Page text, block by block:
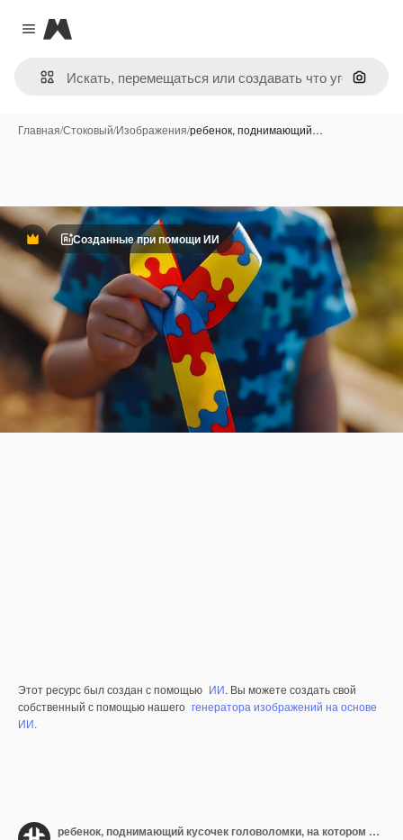
Close menu
Magnific
Поиск
Главная/Стоковый/Изображения/ребенок, поднимающий…
ПремиумСозданные при помощи ИИ
Этот ресурс был создан с помощью ИИ. Вы можете создать свой
собственный с помощью нашего генератора изображений на основе
ИИ.
ребенок, поднимающий кусочек головоломки, на котором находятся кусочки головоломки